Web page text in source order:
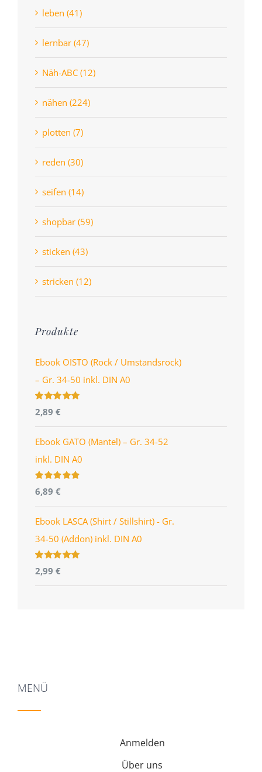
leben (41)
lernbar (47)
Näh-ABC (12)
nähen (224)
plotten (7)
reden (30)
seifen (14)
shopbar (59)
sticken (43)
stricken (12)
Produkte
Ebook OISTO (Rock / Umstandsrock)
– Gr. 34-50 inkl. DIN A0
Bewertet
mit4.96
5
2,89 €
Ebook GATO (Mantel) – Gr. 34-52
inkl. DIN A0
Bewertet
mit5.00
5
6,89 €
Ebook LASCA (Shirt / Stillshirt) - Gr.
34-50 (Addon) inkl. DIN A0
Bewertet
mit 5.00
5
2,99 €
MENÜ
Anmelden
Über uns